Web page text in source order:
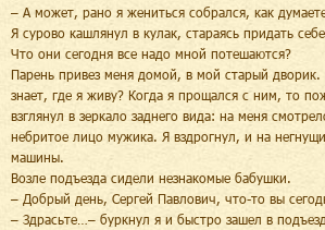
– А может, рано я жениться собрался, как
Я сурово кашлянул в кулак, стараясь придать
Что они сегодня все надо мной потешаются?
Парень привез меня домой, в мой старый дворик.
знает, где я живу? Когда я прощался с ним, то
взглянул в зеркало заднего вида: на меня
небритое лицо мужика. Я вздрогнул, и на
машины.
Возле подъезда сидели незнакомые бабушки.
– Добрый день, Сергей Павлович, что-то вы
– Здрасьте…– буркнул я и быстро зашел в подъезд.